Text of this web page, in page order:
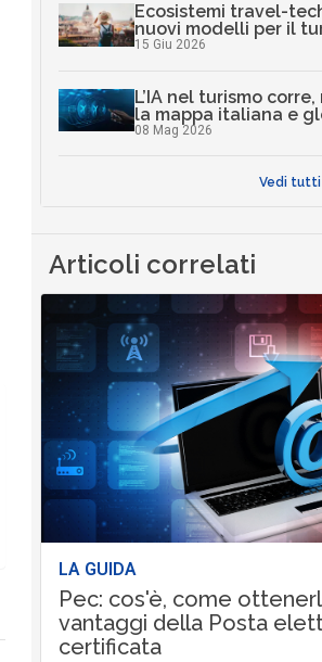
Ecosistemi travel-
nuovi modelli per il
15 Giu 2026
L’IA nel turismo
la mappa italiana e
08 Mag 2026
Vedi tutti
Articoli correlati
LA GUIDA
Pec: cos'è, come
vantaggi della Posta
certificata